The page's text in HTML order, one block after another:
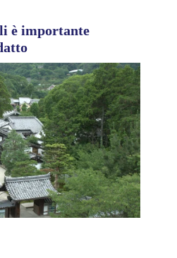
è importante